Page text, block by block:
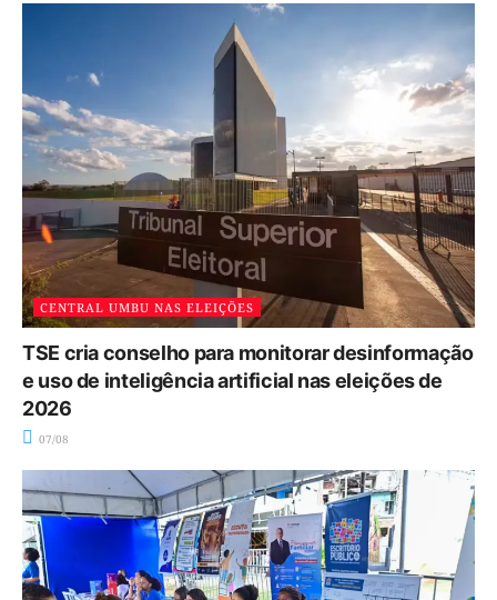
CENTRAL UMBU NAS ELEIÇÕES
TSE cria conselho para monitorar desinformação
e uso de inteligência artificial nas eleições de
2026
07/08